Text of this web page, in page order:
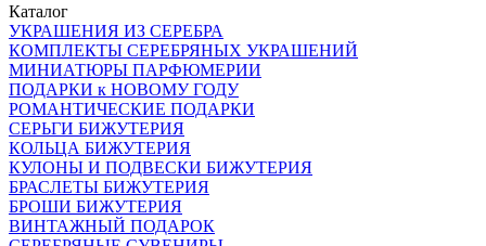
Каталог
УКРАШЕНИЯ ИЗ СЕРЕБРА
КОМПЛЕКТЫ СЕРЕБРЯНЫХ УКРАШЕНИЙ
МИНИАТЮРЫ ПАРФЮМЕРИИ
ПОДАРКИ к НОВОМУ ГОДУ
РОМАНТИЧЕСКИЕ ПОДАРКИ
СЕРЬГИ БИЖУТЕРИЯ
КОЛЬЦА БИЖУТЕРИЯ
КУЛОНЫ И ПОДВЕСКИ БИЖУТЕРИЯ
БРАСЛЕТЫ БИЖУТЕРИЯ
БРОШИ БИЖУТЕРИЯ
ВИНТАЖНЫЙ ПОДАРОК